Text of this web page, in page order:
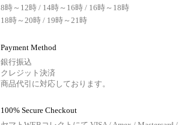
8時～12時 / 14時～16時 / 16時～18時
18時～20時 / 19時～21時
Payment Method
銀行振込
クレジット決済
商品代引に対応しております。
100% Secure Checkout